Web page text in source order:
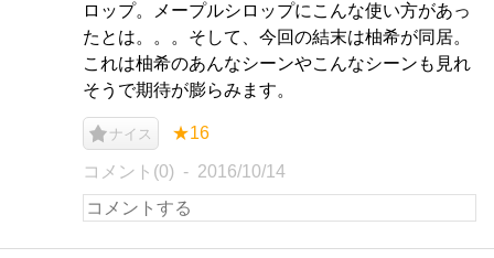
ロップ。メープルシロップにこんな使い方があっ
たとは。。。そして、今回の結末は柚希が同居。
これは柚希のあんなシーンやこんなシーンも見れ
そうで期待が膨らみます。
ナイス ★16
コメント(0) 2016/10/14